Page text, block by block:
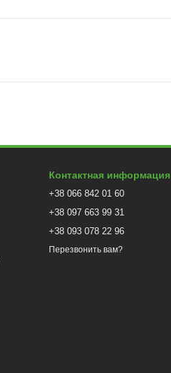
Контактная информация
+38 066 842 01 60
+38 097 663 99 31
+38 093 078 22 96
Перезвонить вам?